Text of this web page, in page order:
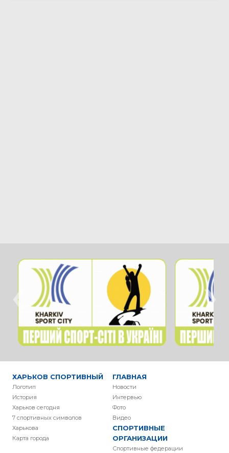
‹ ›
ХАРЬКОВ СПОРТИВНЫЙ
Логотип
История
Харьков сегодня
7 спортивных символов
Харькова
Карта города
ГЛАВНАЯ
Новости
Интервью
Фото
Видео
СПОРТИВНЫЕ
ОРГАНИЗАЦИИ
Спортивные федерации